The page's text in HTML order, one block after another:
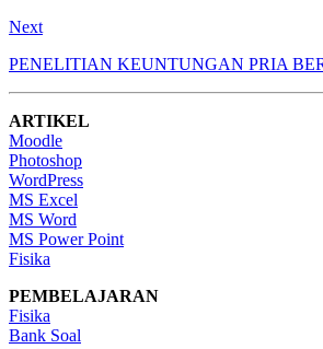
Next
PENELITIAN KEUNTUNGAN PRIA
ARTIKEL
Moodle
Photoshop
WordPress
MS Excel
MS Word
MS Power Point
Fisika
PEMBELAJARAN
Fisika
Bank Soal